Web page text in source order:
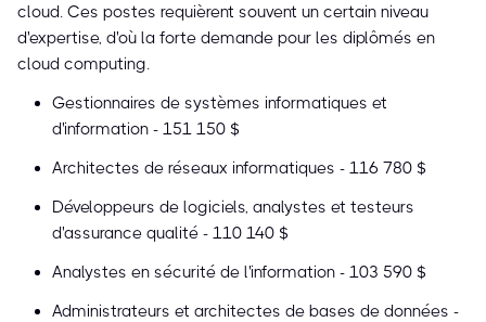
cloud. Ces postes requièrent souvent un certain niveau
d'expertise, d'où la forte demande pour les diplômés en
cloud computing.
Gestionnaires de systèmes informatiques et
d'information - 151 150 $
Architectes de réseaux informatiques - 116 780 $
Développeurs de logiciels, analystes et testeurs
d'assurance qualité - 110 140 $
Analystes en sécurité de l'information - 103 590 $
Administrateurs et architectes de bases de données -